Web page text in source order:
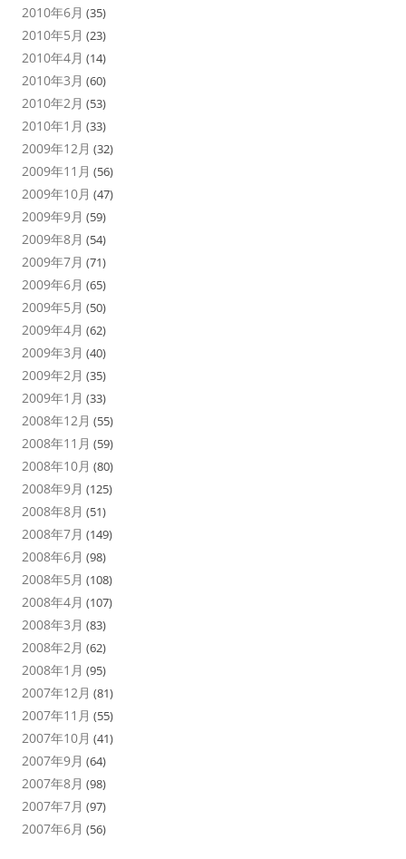
2010年6月 (35)
2010年5月 (23)
2010年4月 (14)
2010年3月 (60)
2010年2月 (53)
2010年1月 (33)
2009年12月 (32)
2009年11月 (56)
2009年10月 (47)
2009年9月 (59)
2009年8月 (54)
2009年7月 (71)
2009年6月 (65)
2009年5月 (50)
2009年4月 (62)
2009年3月 (40)
2009年2月 (35)
2009年1月 (33)
2008年12月 (55)
2008年11月 (59)
2008年10月 (80)
2008年9月 (125)
2008年8月 (51)
2008年7月 (149)
2008年6月 (98)
2008年5月 (108)
2008年4月 (107)
2008年3月 (83)
2008年2月 (62)
2008年1月 (95)
2007年12月 (81)
2007年11月 (55)
2007年10月 (41)
2007年9月 (64)
2007年8月 (98)
2007年7月 (97)
2007年6月 (56)